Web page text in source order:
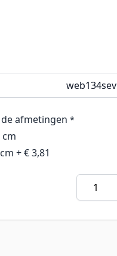
web134sev
afmetingen *
+€ 3,81
Aantal